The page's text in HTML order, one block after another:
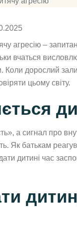
агресію –
вчаться
дорослий
цьому світу.
а сигнал про
Як батькам
дитині час